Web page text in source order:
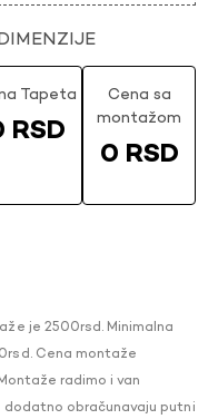
Tapeta
RSD
Cena sa
montažom
0 RSD
je 2500rsd. Minimalna
Cena montaže
radimo i van
dodatno obračunavaju putni